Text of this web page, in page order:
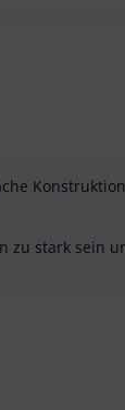
zu stark sein